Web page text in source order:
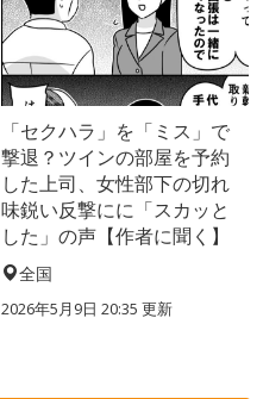
「セクハラ」を「ミス」で
撃退？ツインの部屋を予約
した上司、女性部下の切れ
味鋭い反撃にに「スカッと
した」の声【作者に聞く】
全国
2026年5月9日 20:35 更新